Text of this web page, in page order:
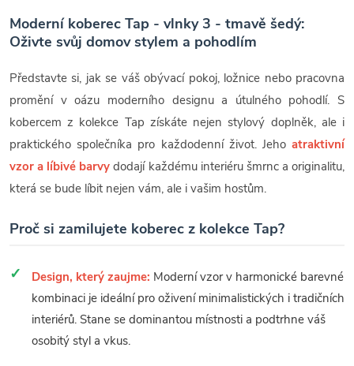
Moderní koberec Tap - vlnky 3 - tmavě šedý:
Oživte svůj domov stylem a pohodlím
Představte si, jak se váš obývací pokoj, ložnice nebo pracovna
promění v oázu moderního designu a útulného pohodlí. S
kobercem z kolekce Tap získáte nejen stylový doplněk, ale i
praktického společníka pro každodenní život. Jeho atraktivní
vzor a líbivé barvy dodají každému interiéru šmrnc a originalitu,
která se bude líbit nejen vám, ale i vašim hostům.
Proč si zamilujete koberec z kolekce Tap?
Design, který zaujme: Moderní vzor v harmonické barevné
kombinaci je ideální pro oživení minimalistických i tradičních
interiérů. Stane se dominantou místnosti a podtrhne váš
osobitý styl a vkus.